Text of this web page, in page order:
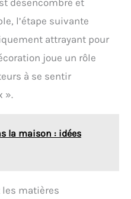
désencombré et
l’étape suivante
attrayant pour
joue un rôle
à se sentir
».
la maison : idées
les matières